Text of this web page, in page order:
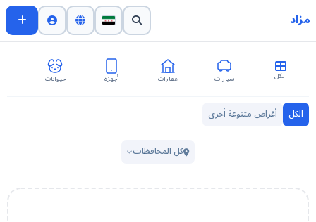
مزاد
الكل سيارات عقارات أجهزة حيوانات
الكل أغراض متنوعة أخرى
كل المحافظات